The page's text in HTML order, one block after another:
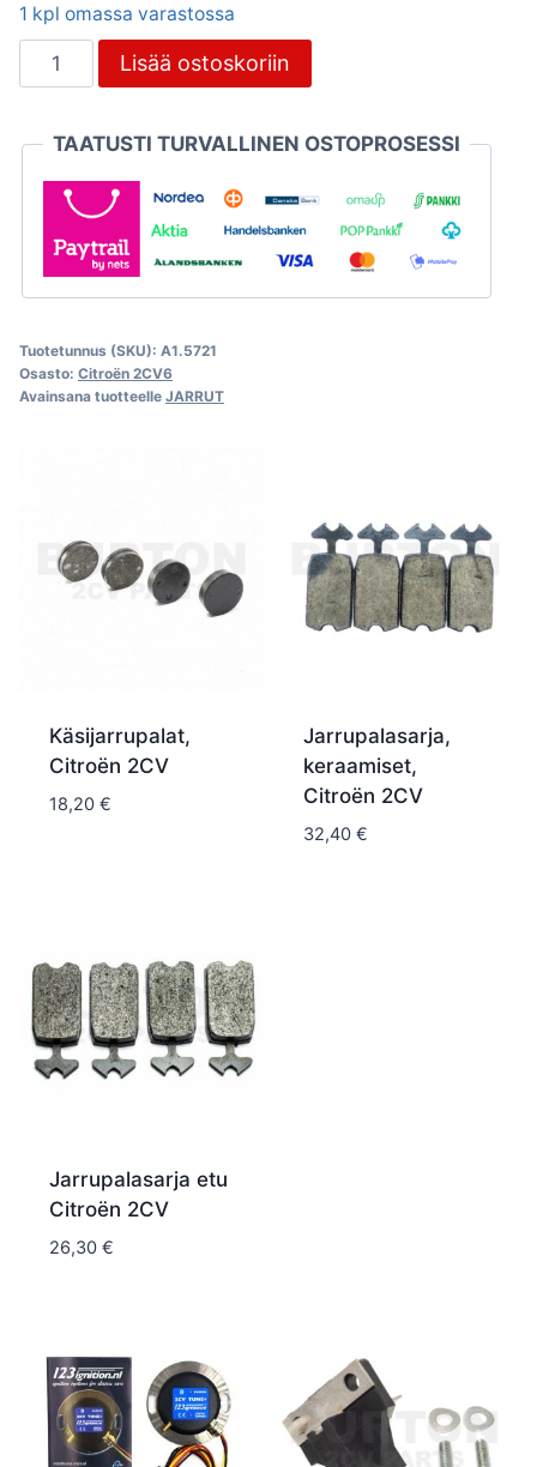
1 kpl omassa varastossa
Jousisarja
jarrupalojen
Citroën
2CV
määrä
Lisää ostoskoriin
TAATUSTI TURVALLINEN OSTOPROSESSI
Tuotetunnus (SKU): A1.5721
Osasto: Citroën 2CV6
Avainsana tuotteelle JARRUT
Käsijarrupalat,
Citroën 2CV
18,20 €
Jarrupalasarja,
keraamiset,
Citroën 2CV
32,40 €
Jarrupalasarja etu
Citroën 2CV
26,30 €